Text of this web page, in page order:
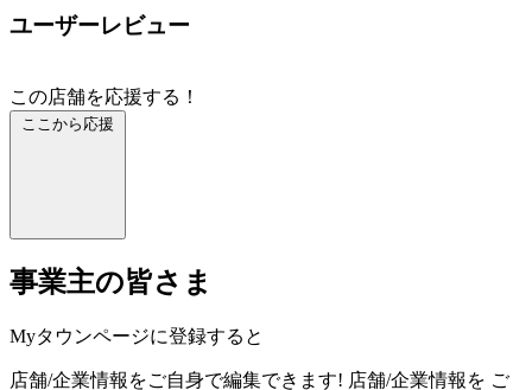
ユーザーレビュー
この店舗を応援する！
ここから応援
事業主の皆さま
Myタウンページに登録すると
店舗/企業情報をご自身で編集できます! 店舗/企業情報を ご